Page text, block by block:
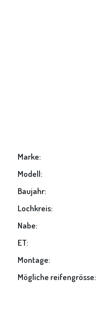
Marke:
Modell:
Baujahr:
Lochkreis:
Nabe:
ET:
Montage:
Mögliche reifengrösse: